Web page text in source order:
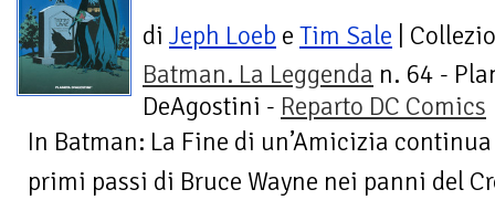
di Jeph Loeb e Tim Sale |
Batman. La Leggenda n. 64 -
DeAgostini - Reparto DC Comics
In Batman: La Fine di un’Amicizia
primi passi di Bruce Wayne nei panni del